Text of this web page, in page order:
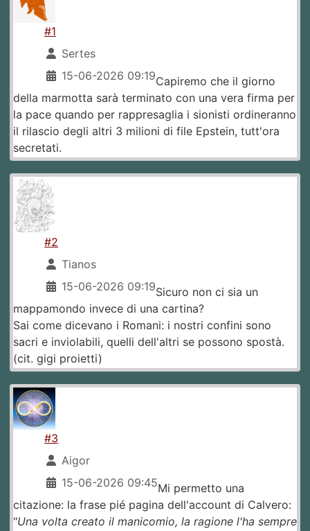
#1
Sertes
15-06-2026 09:19Capiremo che il giorno
della marmotta sarà terminato con una vera firma per
la pace quando per rappresaglia i sionisti ordineranno
il rilascio degli altri 3 milioni di file Epstein, tutt'ora
secretati.
#2
Tianos
15-06-2026 09:19Sicuro non ci sia un
mappamondo invece di una cartina?
Sai come dicevano i Romani: i nostri confini sono
sacri e inviolabili, quelli dell'altri se possono spostà.
(cit. gigi proietti)
#3
Aigor
15-06-2026 09:45Mi permetto una
citazione: la frase pié pagina dell'account di Calvero:
"Una volta creato il manicomio, la ragione l'ha sempre